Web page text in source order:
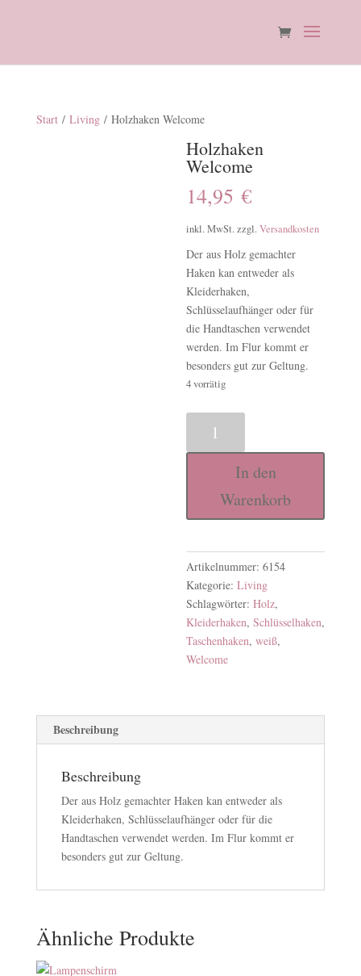
Start/ Living/ Holzhaken Welcome
Holzhaken
Welcome
14,95€
inkl. MwSt. zzgl.Versandkosten
Der aus Holz gemachter
Haken kan entweder als
Kleiderhaken,
Schlüsselaufhänger oder für
die Handtaschen verwendet
werden. Im Flur kommt er
besonders gut zur Geltung.
4 vorrätig
Welcome
Menge
In den
Warenkorb
Artikelnummer:6154
Kategorie:Living
Schlagwörter:Holz,
Kleiderhaken,Schlüsselhaken,
Taschenhaken,weiß,
Welcome
Beschreibung
Beschreibung
Der aus Holz gemachter Haken kan entweder als
Kleiderhaken, Schlüsselaufhänger oder für die
Handtaschen verwendet werden. Im Flur kommt er
besonders gut zur Geltung.
Ähnliche Produkte